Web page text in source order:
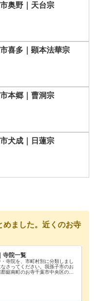
奥野｜天台宗
喜多｜顕本法華宗
本郷｜曹洞宗
犬成｜日蓮宗
めました。近くのお寺
寺院一覧
寺院を、市町村別に分類しまし
さってください。我孫子市のお
鋸南町のお寺千葉市中央区のお